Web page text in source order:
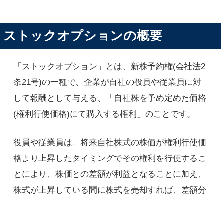
ストックオプションの概要
「ストックオプション」とは、新株予約権(会社法2
条21号)の一種で、企業が自社の役員や従業員に対
して報酬として与える、「自社株を予め定めた価格
(権利行使価格)にて購入する権利」のことです。
役員や従業員は、将来自社株式の株価が権利行使価
格より上昇したタイミングでその権利を行使するこ
とにより、株価との差額が利益となることに加え、
株式が上昇している間に株式を売却すれば、差額分